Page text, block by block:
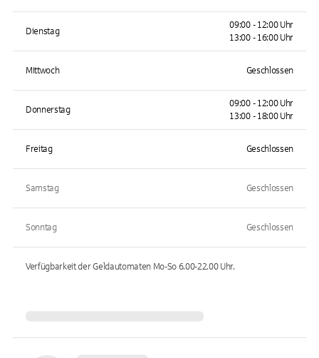
Dienstag
09:00 - 12:00 Uhr
13:00 - 16:00 Uhr
Mittwoch Geschlossen
Donnerstag
09:00 - 12:00 Uhr
13:00 - 18:00 Uhr
Freitag Geschlossen
Samstag Geschlossen
Sonntag Geschlossen
Verfügbarkeit der Geldautomaten Mo-So 6.00-22.00Uhr.